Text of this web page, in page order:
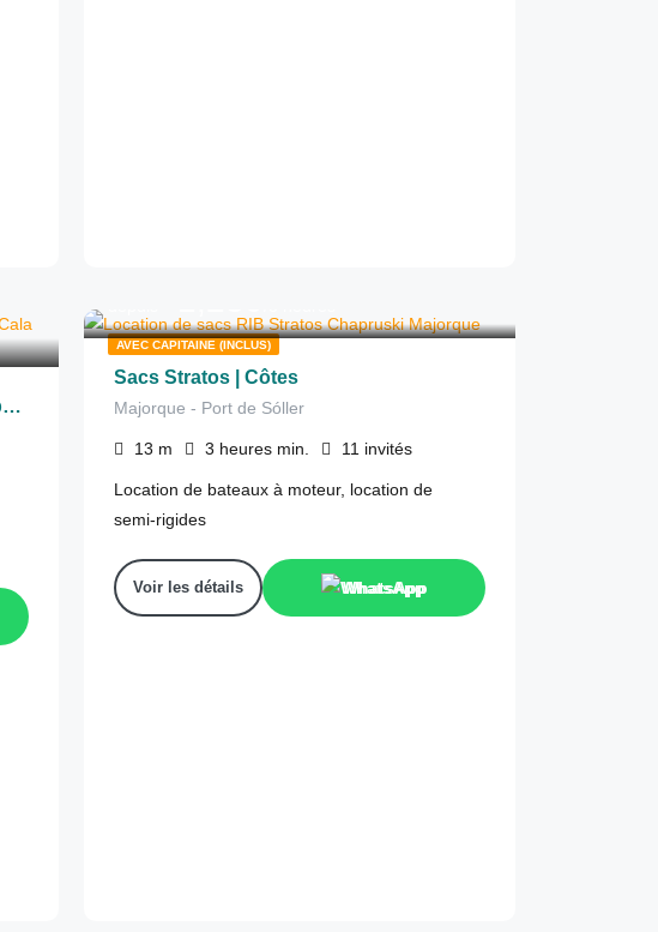
Tarpon 790 Luxe | Semi-rigide | Avec permis
AVEC CAPITAINE (INCLUS)
Sacs Stratos | Côtes
Majorque - Port de Sóller
13 m 3 heures min. 11 invités
Location de bateaux à moteur, location de
semi-rigides
Voir les détails WhatsApp